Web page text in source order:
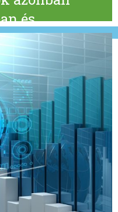
és
tudják
emberek,
kellene
vagy
tartaniuk.